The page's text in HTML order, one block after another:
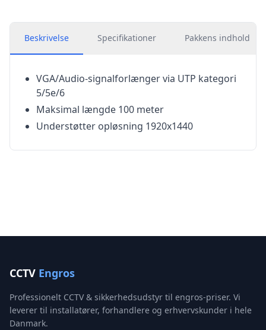
Beskrivelse Specifikationer Pakkens indhold
VGA/Audio-signalforlænger via UTP kategori
5/5e/6
Maksimal længde 100 meter
Understøtter opløsning 1920x1440
CCTV Engros
Professionelt CCTV & sikkerhedsudstyr til engros-priser. Vi
leverer til installatører, forhandlere og erhvervskunder i hele
Danmark.